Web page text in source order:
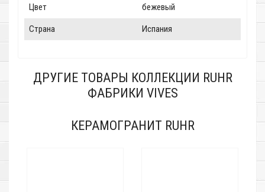
Цвет бежевый
Страна Испания
ДРУГИЕ ТОВАРЫ КОЛЛЕКЦИИ RUHR
ФАБРИКИ VIVES
КЕРАМОГРАНИТ RUHR